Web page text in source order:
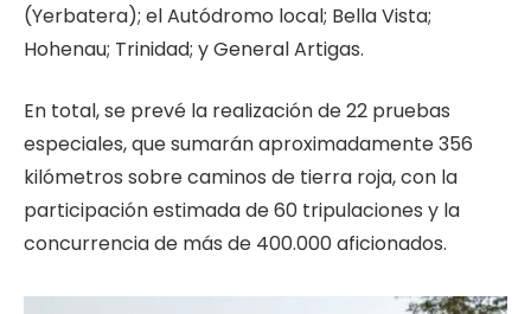
(Yerbatera); el Autódromo local; Bella Vista;
Hohenau; Trinidad; y General Artigas.
En total, se prevé la realización de 22 pruebas
especiales, que sumarán aproximadamente 356
kilómetros sobre caminos de tierra roja, con la
participación estimada de 60 tripulaciones y la
concurrencia de más de 400.000 aficionados.